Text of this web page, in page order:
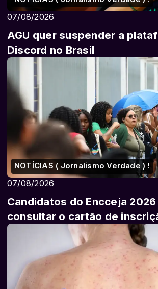
07/08/2026
AGU quer suspender a
Discord no Brasil
NOTÍCIAS ( Jornalismo Verdade ) !
07/08/2026
Candidatos do Encceja
consultar o cartão de